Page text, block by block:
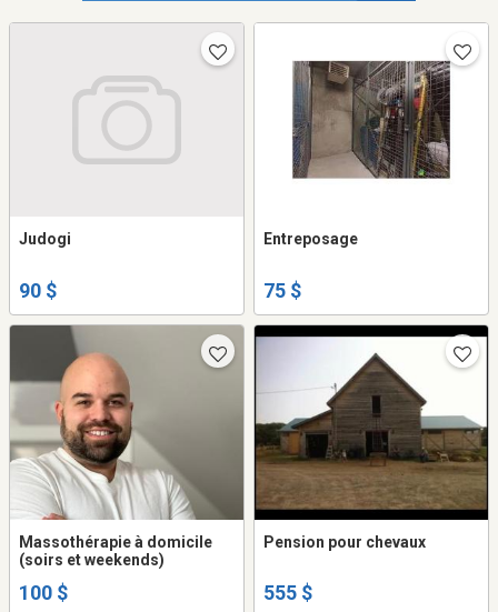
Judogi
90 $
Entreposage
75 $
Massothérapie à domicile
(soirs et weekends)
100 $
Pension pour chevaux
555 $